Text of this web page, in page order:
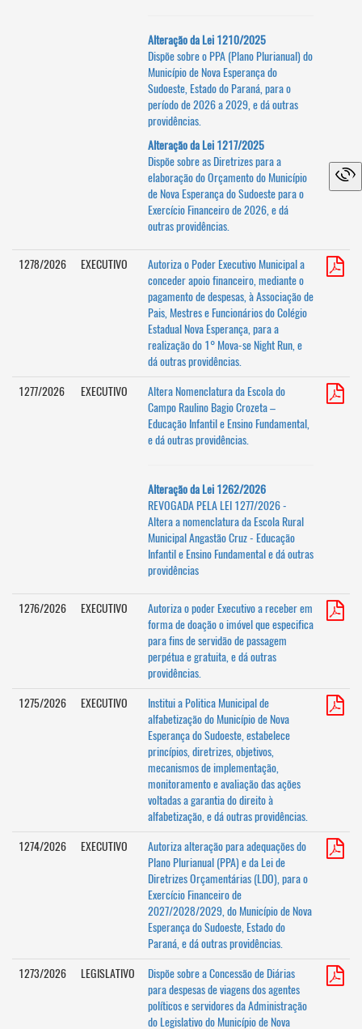
Alteração da Lei 1210/2025
Dispõe sobre o PPA (Plano Plurianual) do
Município de Nova Esperança do
Sudoeste, Estado do Paraná, para o
período de 2026 a 2029, e dá outras
providências.
Alteração da Lei 1217/2025
Dispõe sobre as Diretrizes para a
elaboração do Orçamento do Município
de Nova Esperança do Sudoeste para o
Exercício Financeiro de 2026, e dá
outras providências.
1278/2026 EXECUTIVO
Autoriza o Poder Executivo Municipal a
conceder apoio financeiro, mediante o
pagamento de despesas, à Associação de
Pais, Mestres e Funcionários do Colégio
Estadual Nova Esperança, para a
realização do 1° Mova-se Night Run, e
dá outras providências.
1277/2026
EXECUTIVO
Altera Nomenclatura da Escola do
Campo Raulino Bagio Crozeta –
Educação Infantil e Ensino Fundamental,
e dá outras providências.
Alteração da Lei 1262/2026
REVOGADA PELA LEI 1277/2026 -
Altera a nomenclatura da Escola Rural
Municipal Angastão Cruz - Educação
Infantil e Ensino Fundamental e dá outras
providências
1276/2026 EXECUTIVO
Autoriza o poder Executivo a receber em
forma de doação o imóvel que especifica
para fins de servidão de passagem
perpétua e gratuita, e dá outras
providências.
1275/2026
EXECUTIVO
Institui a Politica Municipal de
alfabetização do Município de Nova
Esperança do Sudoeste, estabelece
princípios, diretrizes, objetivos,
mecanismos de implementação,
monitoramento e avaliação das ações
voltadas a garantia do direito à
alfabetização, e dá outras providências.
1274/2026
EXECUTIVO
Autoriza alteração para adequações do
Plano Plurianual (PPA) e da Lei de
Diretrizes Orçamentárias (LDO), para o
Exercício Financeiro de
2027/2028/2029, do Município de Nova
Esperança do Sudoeste, Estado do
Paraná, e dá outras providências.
1273/2026
LEGISLATIVO
Dispõe sobre a Concessão de Diárias
para despesas de viagens dos agentes
políticos e servidores da Administração
do Legislativo do Município de Nova